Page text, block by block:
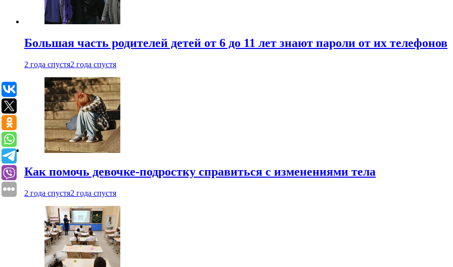
Большая часть родителей детей от 6 до 11 лет знают пароли от их телефонов
2 года спустя2 года спустя
Как помочь девочке-подростку справиться с изменениями тела
2 года спустя2 года спустя